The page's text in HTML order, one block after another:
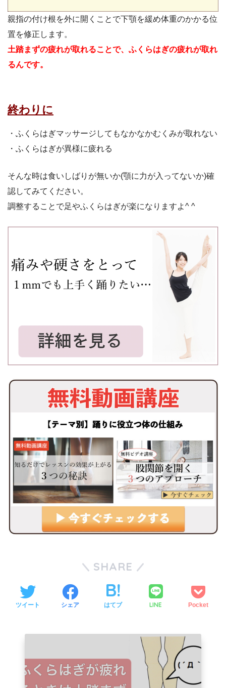
親指の付け根を外に開くことで下顎を緩め体重のかかる位
置を修正します。
土踏まずの疲れが取れることで、ふくらはぎの疲れが取れ
るんです。
終わりに
・ふくらはぎマッサージしてもなかなかむくみが取れない
・ふくらはぎが異様に疲れる
そんな時は食いしばりが無いか(顎に力が入ってないか)確
認してみてください。
調整することで足やふくらはぎが楽になりますよ^ ^
SHARE
ツイート シェア はてブ LINE Pocket